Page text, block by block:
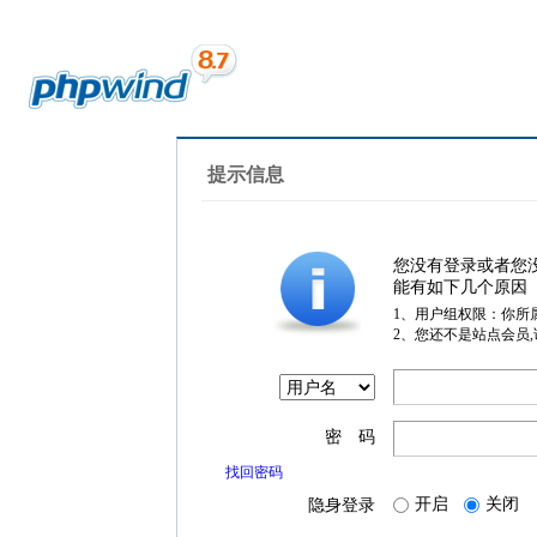
提示信息
您没有登录或者您
能有如下几个原因
1、用户组权限：你所
2、您还不是站点会员
密 码
找回密码
隐身登录 开启 关闭